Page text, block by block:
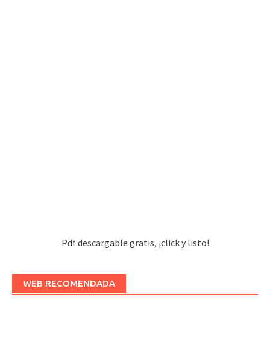
Pdf descargable gratis, ¡click y listo!
WEB RECOMENDADA